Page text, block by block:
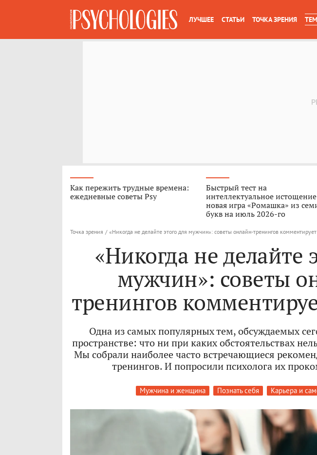
ЛУЧШЕЕ СТАТЬИ ТОЧКА ЗРЕНИЯ
Как пережить трудные времена:
ежедневные советы Psy
Быстрый тест на
интеллектуальное
новая игра «Ромашка» из
букв на июль 2026-го
Точка зрения / «Никогда не делайте этого для мужчин»: советы онлайн-тренингов комментирует
«Никогда не делайте
мужчин»: советы
тренингов
Одна из самых популярных тем, обсуждаемых
пространстве: что ни при каких обстоятельствах
Мы собрали наиболее часто встречающиеся
тренингов. И попросили психолога их
Мужчина и женщина Познать себя Карьера и